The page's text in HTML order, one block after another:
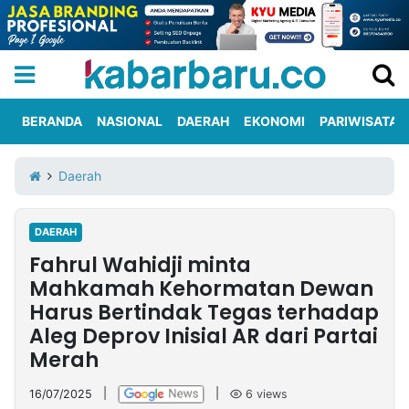
Iklan
Berita
Kami
Nasional
International
Olahraga
Entertainment
Daerah
Pariwisata
Kuliner
Kolom
Network
TREETAN
BERANDA NASIONAL DAERAH EKONOMI PARIWISATA
Daerah
DAERAH
Fahrul Wahidji minta
Mahkamah Kehormatan Dewan
Harus Bertindak Tegas terhadap
Aleg Deprov Inisial AR dari Partai
Merah
16/07/2025 6 views